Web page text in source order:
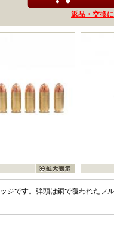
返品・交換
ジです。弾頭は銅で覆われたフ